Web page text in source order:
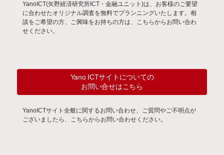
YanoICT(矢野経済研究所ICT・金融ユニット)は、お客様のご要望
に合わせたオリジナル調査を無料でプランニングいたします。相
談をご希望の方、ご興味をお持ちの方は、こちらからお問い合わ
せください。
Yano ICTサイトについての
お問い合せはこちら
YanoICTサイト全般に関するお問い合わせ、ご質問やご不明点が
ございましたら、こちらからお問い合わせください。